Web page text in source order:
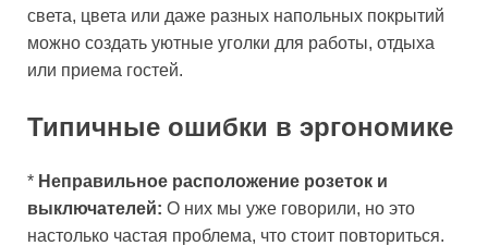
света, цвета или даже разных напольных покрытий
можно создать уютные уголки для работы, отдыха
или приема гостей.
Типичные ошибки в эргономике
* Неправильное расположение розеток и
выключателей: О них мы уже говорили, но это
настолько частая проблема, что стоит повториться.